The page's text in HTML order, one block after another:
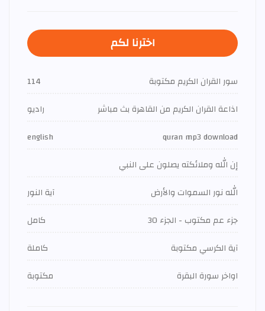
اخترنا لكم
سور القران الكريم مكتوبة
114
اذاعة القران الكريم من القاهرة بث مباشر
راديو
quran mp3 download
english
إن الله وملائكته يصلون على النبي
الله نور السموات والأرض
آية النور
جزء عم مكتوب - الجزء 30
كامل
آية الكرسي مكتوبة
كاملة
اواخر سورة البقرة
مكتوبة